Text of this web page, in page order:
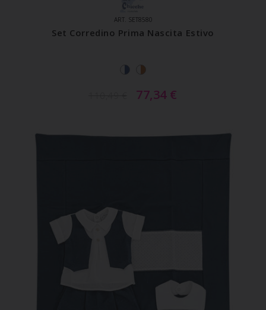
ART. SET8580
Set Corredino Prima Nascita Estivo
77,34 €